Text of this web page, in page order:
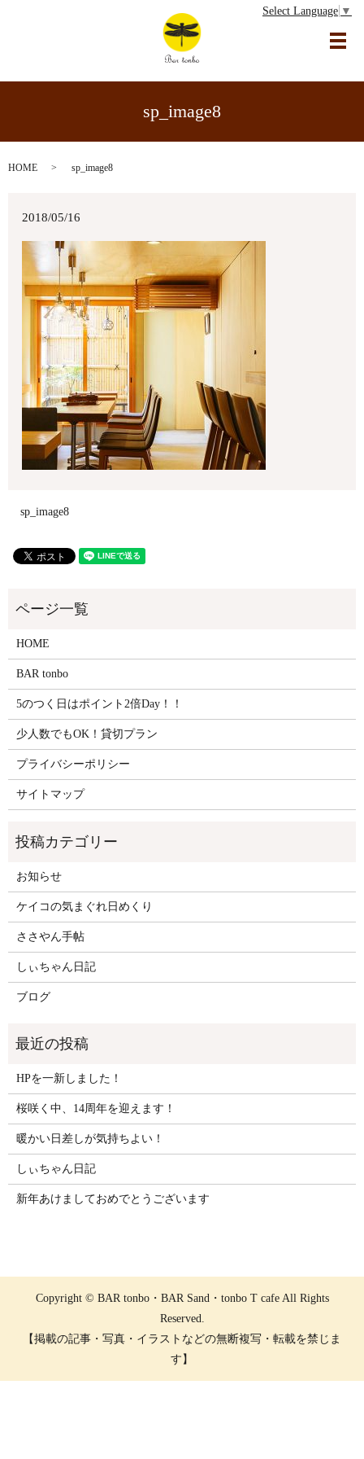
Select Language ▼
メ
sp_image8
HOME sp_image8
2018/05/16
sp_image8
HOME
BAR tonbo
5のつく日はポイント2倍Day！！
少人数でもOK！貸切プラン
プライバシーポリシー
サイトマップ
お知らせ
ケイコの気まぐれ日めくり
ささやん手帖
しぃちゃん日記
ブログ
HPを一新しました！
桜咲く中、14周年を迎えます！
暖かい日差しが気持ちよい！
しぃちゃん日記
新年あけましておめでとうございます
Copyright © BAR tonbo・BAR Sand・tonbo T cafe All Rights
Reserved.
【掲載の記事・写真・イラストなどの無断複写・転載を禁じま
す】